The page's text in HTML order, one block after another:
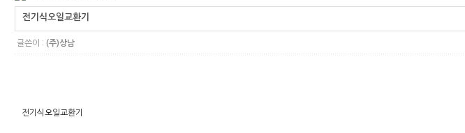
전기식오일교환기
글쓴이 : (주)상남
전기식오일교환기